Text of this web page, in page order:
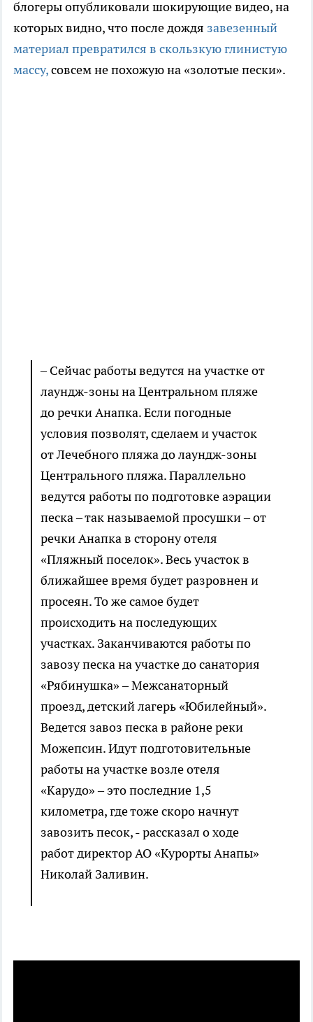
блогеры опубликовали шокирующие видео, на
которых видно, что после дождя завезенный
материал превратился в скользкую глинистую
массу,совсем не похожую на «золотые пески».
– Сейчас работы ведутся на участке от
лаундж-зоны на Центральном пляже
до речки Анапка. Если погодные
условия позволят, сделаем и участок
от Лечебного пляжа до лаундж-зоны
Центрального пляжа. Параллельно
ведутся работы по подготовке аэрации
песка – так называемой просушки – от
речки Анапка в сторону отеля
«Пляжный поселок». Весь участок в
ближайшее время будет разровнен и
просеян. То же самое будет
происходить на последующих
участках. Заканчиваются работы по
завозу песка на участке до санатория
«Рябинушка» – Межсанаторный
проезд, детский лагерь «Юбилейный».
Ведется завоз песка в районе реки
Можепсин. Идут подготовительные
работы на участке возле отеля
«Карудо» – это последние 1,5
километра, где тоже скоро начнут
завозить песок, - рассказал о ходе
работ директор АО «Курорты Анапы»
Николай Заливин.